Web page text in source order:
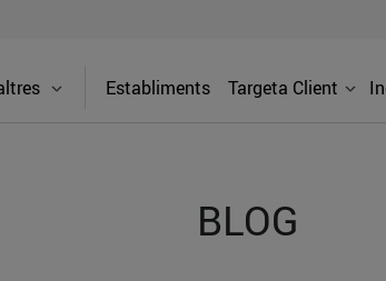
Establiments Targeta Client
BLOG